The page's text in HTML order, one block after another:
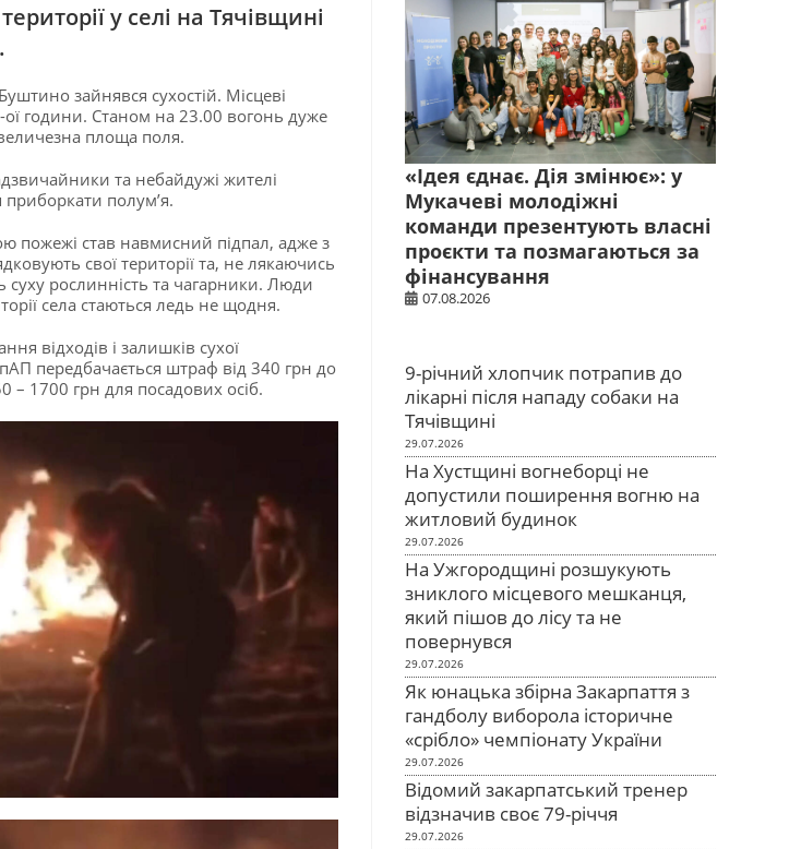
у селі на Тячівщині
зайнявся сухостій. Місцеві
години. Станом на 23.00 вогонь дуже
площа поля.
та небайдужі жителі
полум’я.
пожежі став навмисний підпал, адже з
свої території та, не лякаючись
рослинність та чагарники. Люди
села стаються ледь не щодня.
відходів і залишків сухої
передбачається штраф від 340 грн до
– 1700 грн для посадових осіб.
«Ідея єднає. Дія змінює»: у
Мукачеві молодіжні
команди презентують власні
проєкти та позмагаються за
фінансування
07.08.2026
9-річний хлопчик потрапив до
лікарні після нападу собаки на
Тячівщині
29.07.2026
На Хустщині вогнеборці не
допустили поширення вогню на
житловий будинок
29.07.2026
На Ужгородщині розшукують
зниклого місцевого мешканця,
який пішов до лісу та не
повернувся
29.07.2026
Як юнацька збірна Закарпаття з
гандболу виборола історичне
«срібло» чемпіонату України
29.07.2026
Відомий закарпатський тренер
відзначив своє 79-річчя
29.07.2026